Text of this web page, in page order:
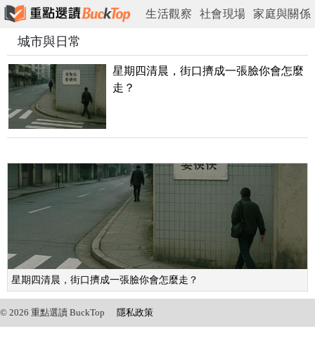
生活觀察 社會現場 家庭與關係
情緒與心理
城市與日常
星期四清晨，街口擠成一張臉你會怎麼
走？
星期四清晨，街口擠成一張臉你會怎麼走？
© 2026 重點選讀 BuckTop 隱私政策